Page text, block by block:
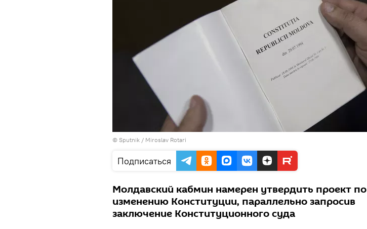
© Sputnik / Miroslav Rotari
Подписаться
Молдавский кабмин намерен утвердить проект по
изменению Конституции, параллельно запросив
заключение Конституционного суда